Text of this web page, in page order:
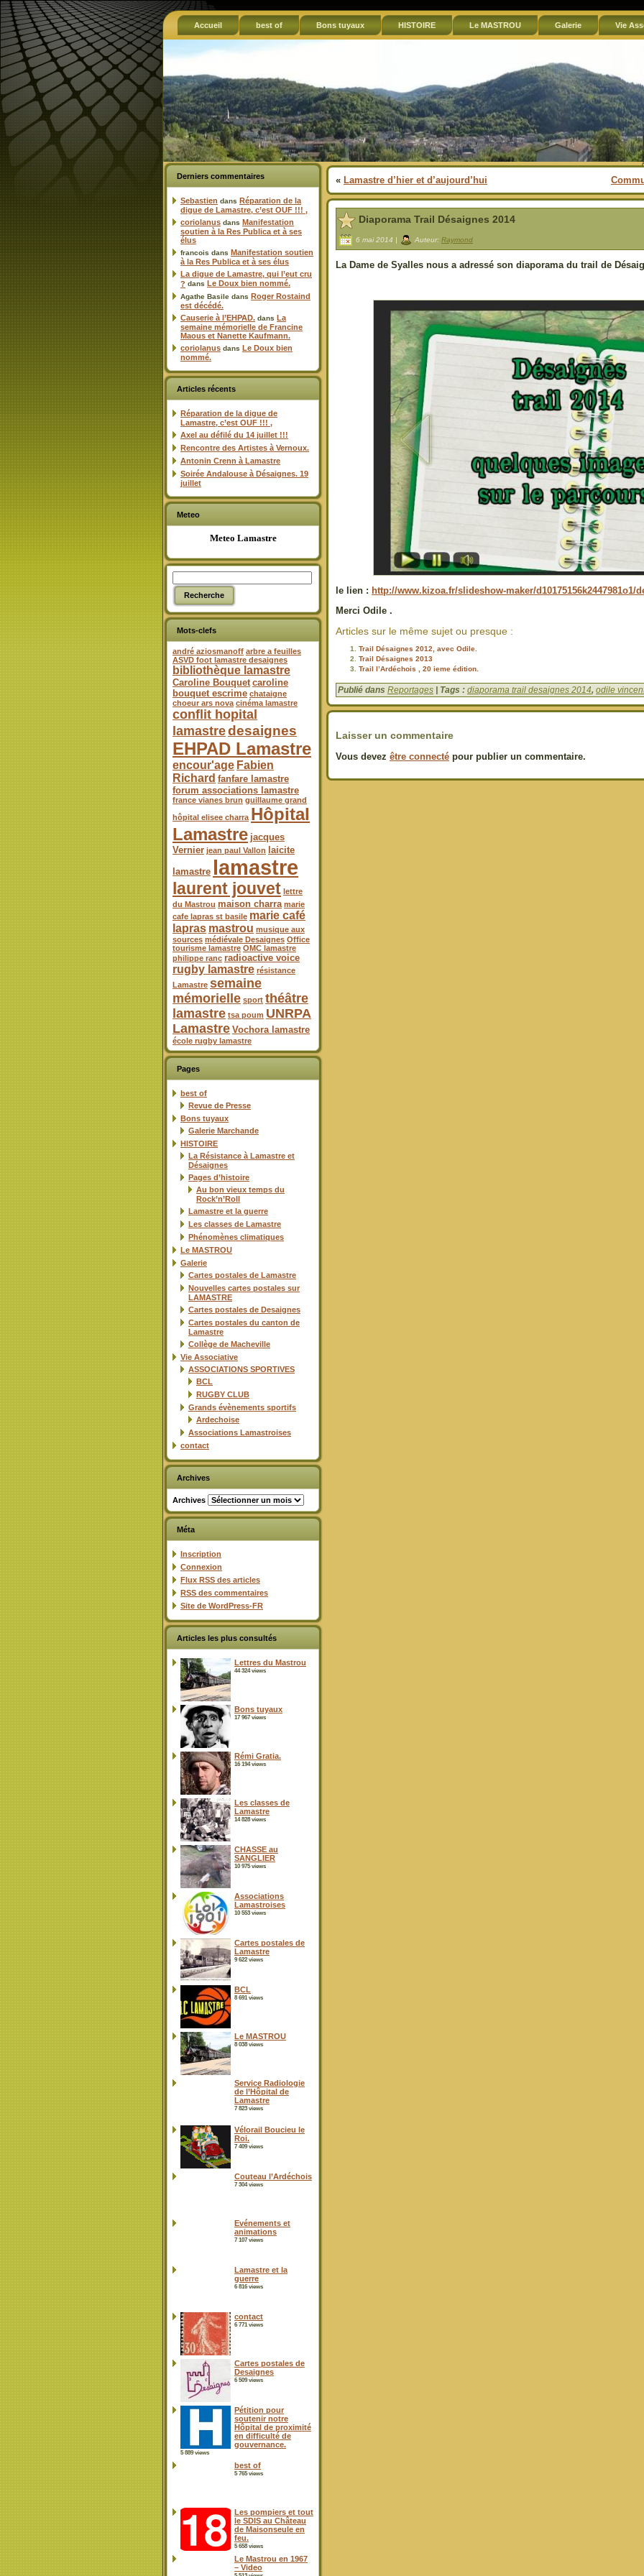
Accueil best of Bons tuyaux HISTOIRE Le MASTROU Galerie Vie
Derniers commentaires
Sebastien dans Réparation de la
digue de Lamastre, c’est OUF !!! ,
coriolanus dans Manifestation
soutien à la Res Publica et à ses
élus
francois dans Manifestation soutien
à la Res Publica et à ses élus
La digue de Lamastre, qui l’eut cru
? dans Le Doux bien nommé.
Agathe Basile dans Roger Rostaind
est décédé.
Causerie à l’EHPAD. dans La
semaine mémorielle de Francine
Maous et Nanette Kaufmann.
coriolanus dans Le Doux bien
nommé.
Articles récents
Réparation de la digue de
Lamastre, c’est OUF !!! ,
Axel au défilé du 14 juillet !!!
Rencontre des Artistes à Vernoux.
Antonin Crenn à Lamastre
Soirée Andalouse à Désaignes. 19
juillet
Meteo
Meteo Lamastre
Mots-clefs
andré aziosmanoff arbre a feuilles
ASVD foot lamastre desaignes
bibliothèque lamastre
Caroline Bouquet caroline
bouquet escrime chataigne
choeur ars nova cinéma lamastre
conflit hopital
lamastredesaignes
EHPAD Lamastre
encour'age Fabien
Richard fanfare lamastre
forum associations lamastre
france vianes brun guillaume grand
hôpital elisee charra Hôpital
Lamastre jacques
Vernier jean paul Vallon
laicite
lamastre lamastre
laurent jouvet lettre
du Mastrou maison charra marie
cafe lapras st basile marie café
lapras mastrou musique aux
sources médiévale Desaignes Office
tourisme lamastre OMC lamastre
philippe ranc radioactive voice
rugby lamastre résistance
Lamastre semaine
mémorielle sport théâtre
lamastre tsa poum UNRPA
Lamastre Vochora lamastre
école rugby lamastre
Pages
best of
Revue de Presse
Bons tuyaux
Galerie Marchande
HISTOIRE
La Résistance à Lamastre et
Désaignes
Pages d’histoire
Au bon vieux temps du
Rock’n’Roll
Lamastre et la guerre
Les classes de Lamastre
Phénomènes climatiques
Le MASTROU
Galerie
Cartes postales de Lamastre
Nouvelles cartes postales sur
LAMASTRE
Cartes postales de Desaignes
Cartes postales du canton de
Lamastre
Collège de Macheville
Vie Associative
ASSOCIATIONS SPORTIVES
BCL
RUGBY CLUB
Grands évènements sportifs
Ardechoise
Associations Lamastroises
contact
Archives
Archives
Méta
Inscription
Connexion
Flux RSS des articles
RSS des commentaires
Site de WordPress-FR
Articles les plus consultés
Lettres du Mastrou
44 324 views
Bons tuyaux
17 967 views
Rémi Gratia.
16 194 views
Les classes de
Lamastre
14 828 views
CHASSE au
SANGLIER
10 975 views
Associations
Lamastroises
10 553 views
Cartes postales de
Lamastre
9 622 views
BCL
8 691 views
Le MASTROU
8 038 views
Service Radiologie
de l’Hôpital de
Lamastre
7 823 views
Vélorail Boucieu le
Roi.
7 409 views
Couteau l’Ardéchois
7 304 views
Evénements et
animations
7 107 views
Lamastre et la
guerre
6 816 views
contact
6 771 views
Cartes postales de
Desaignes
6 509 views
Pétition pour
soutenir notre
Hôpital de proximité
en difficulté de
gouvernance.
5 889 views
best of
5 765 views
Les pompiers et tout
le SDIS au Château
de Maisonseule en
feu.
5 658 views
Le Mastrou en 1967
– Video
« Lamastre d’hier et d’aujourd’hui
Diaporama Trail Désaignes 2014
6 mai 2014 | Auteur: Raymond
La Dame de Syalles nous a adressé son diaporama du trail de
le lien : http://www.kizoa.fr/slideshow-maker/d10175156k2447981o1/
Merci Odile .
Articles sur le même sujet ou presque :
Trail Désaignes 2012, avec Odile.
Trail Désaignes 2013
Trail l’Ardéchois , 20 ieme édition.
Publié dans Reportages | Tags : diaporama trail desaignes 2014, odile
Laisser un commentaire
Vous devez être connecté pour publier un commentaire.